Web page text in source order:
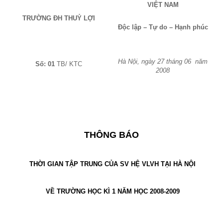
TRƯỜNG ĐH THUỶ LỢI
Số: 01 TB/ KTC
VIỆT NAM
Độc lập – Tự do – Hạnh phúc
Hà Nội, ngày 27 tháng 06 năm
2008
THÔNG BÁO
THỜI GIAN TẬP TRUNG CỦA SV HỆ VLVH TẠI HÀ NỘI
VỀ TRƯỜNG HỌC KÌ 1 NĂM HỌC 2008-2009